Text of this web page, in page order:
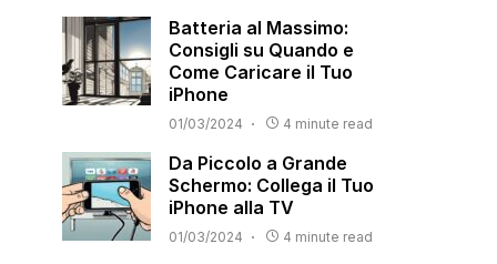
Batteria al Massimo:
Consigli su Quando e
Come Caricare il Tuo
iPhone
01/03/2024 4 minute read
Da Piccolo a Grande
Schermo: Collega il Tuo
iPhone alla TV
01/03/2024 4 minute read